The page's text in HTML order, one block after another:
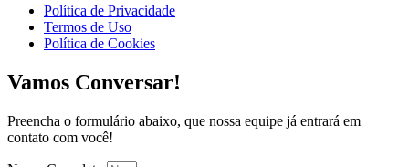
Política de Privacidade
Termos de Uso
Política de Cookies
Vamos Conversar!
Preencha o formulário abaixo, que nossa equipe já entrará em
contato com você!